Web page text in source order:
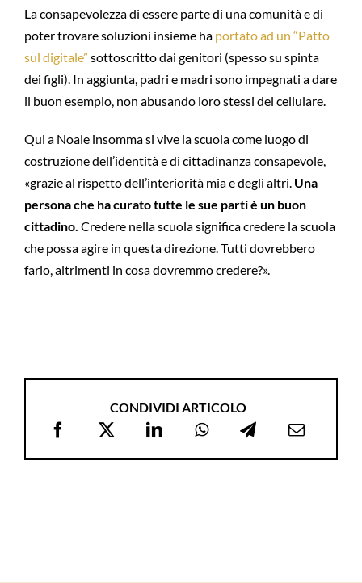
La consapevolezza di essere parte di una comunità e di
poter trovare soluzioni insieme haportato ad un “Patto
sul digitale” sottoscritto dai genitori (spesso su spinta
dei figli). In aggiunta, padri e madri sono impegnati a dare
il buon esempio, non abusando loro stessi del cellulare.
Qui a Noale insomma si vive la scuola come luogo di
costruzione dell’identità e di cittadinanza consapevole,
«grazie al rispetto dell’interiorità mia e degli altri. Una
persona che ha curato tutte le sue parti è un buon
cittadino. Credere nella scuola significa credere la scuola
che possa agire in questa direzione. Tutti dovrebbero
farlo, altrimenti in cosa dovremmo credere?».
CONDIVIDI ARTICOLO